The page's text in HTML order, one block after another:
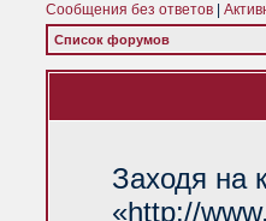
Сообщения без ответов
Список форумов
Заходя
«http://